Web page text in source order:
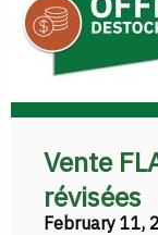
Vente
révisées
February 11,